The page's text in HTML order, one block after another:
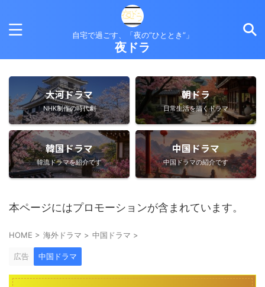
自宅で過ごす、「夜の”ひととき”」
夜ドラ
大河ドラマ
NHK制作の時代劇
朝ドラ
日常生活を描くドラマ
韓国ドラマ
韓流ドラマを紹介です
中国ドラマ
中国ドラマの紹介です
本ページにはプロモーションが含まれています。
HOME > 海外ドラマ > 中国ドラマ >
広告 中国ドラマ